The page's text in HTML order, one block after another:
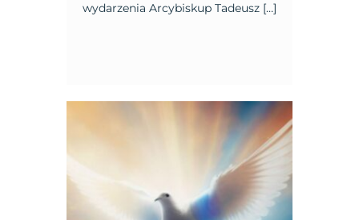
wydarzenia Arcybiskup Tadeusz […]